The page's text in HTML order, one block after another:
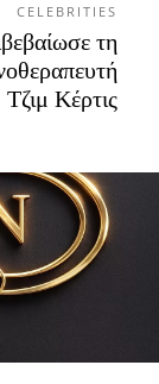
CELEBRITIES
τη
Τζιμ Κέρτις